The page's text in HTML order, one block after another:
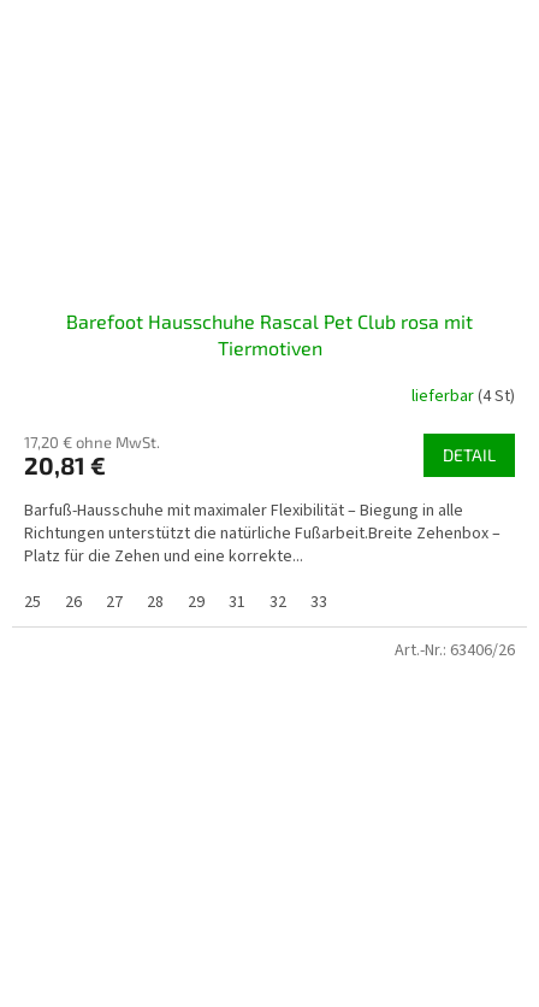
Barefoot Hausschuhe Rascal Pet Club rosa mit
Tiermotiven
lieferbar(4 St)
17,20 € ohne MwSt.
20,81 € DETAIL
Barfuß-Hausschuhe mit maximaler Flexibilität – Biegung in alle
Richtungen unterstützt die natürliche Fußarbeit.Breite Zehenbox –
Platz für die Zehen und eine korrekte...
25
26 27 28 29 31 32 33
Art.-Nr.: 63406/26